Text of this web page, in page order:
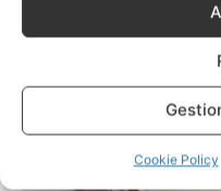
Cookie Policy
Ce trebuie
bebe